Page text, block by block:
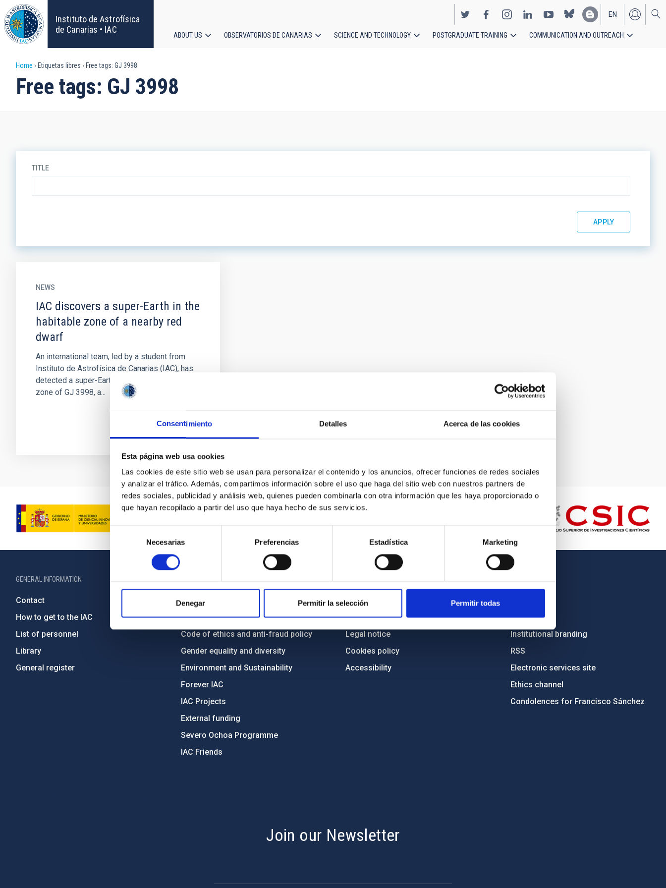
Consentimiento Detalles Acerca de las cookies
Esta página web usa cookies
Las cookies de este sitio web se usan para personalizar el contenido y los anuncios, ofrecer funciones de redes sociales
y analizar el tráfico. Además, compartimos información sobre el uso que haga del sitio web con nuestros partners de
redes sociales, publicidad y análisis web, quienes pueden combinarla con otra información que les haya proporcionado o
que hayan recopilado a partir del uso que haya hecho de sus servicios.
Selección
consentimiento
Necesarias Preferencias Estadística Marketing
Denegar Permitir la selección Permitir todas
Skip
to
main
content
Instituto de Astrofísica
de Canarias • IAC
EN
ES
navigation
ABOUT US OBSERVATORIOS DE CANARIAS SCIENCE AND TECHNOLOGY POSTGRADUATE TRAINING COMMUNICATION AND OUTREACH
Breadcrumb
Home Etiquetas libres Free tags: GJ 3998
Free tags: GJ 3998
TITLE
NEWS
IAC discovers a super-Earth in the
habitable zone of a nearby red
dwarf
An international team, led by a student from
Instituto de Astrofísica de Canarias (IAC), has
detected a super-Earth orbiting in the habitable
zone of GJ 3998, a...
GENERAL INFORMATION
Contact
How to get to the IAC
List of personnel
Library
General register
ABOUT THE IAC
Legislation
Transparency
Code of ethics and anti-fraud policy
Gender equality and diversity
Environment and Sustainability
Forever IAC
IAC Projects
External funding
Severo Ochoa Programme
IAC Friends
IAC PORTAL
Sitemap
Privacy policy
Legal notice
Cookies policy
Accessibility
OTHER LINKS
Tenders
Institutional branding
RSS
Electronic services site
Ethics channel
Condolences for Francisco Sánchez
Join our Newsletter